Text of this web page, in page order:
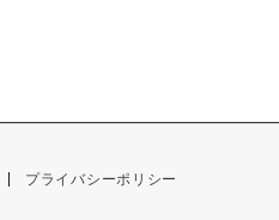
プライバシーポリシー